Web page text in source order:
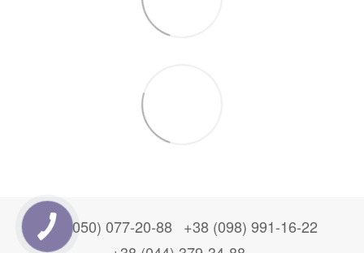
+38 (050) 077-20-88 +38 (098) 991-16-22